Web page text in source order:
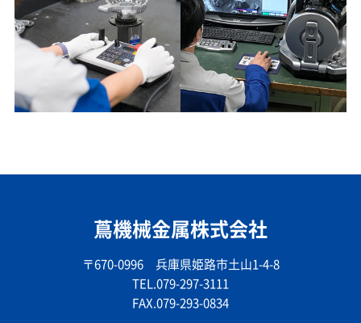
蔦機械金属株式会社
〒670-0996 兵庫県姫路市土山1-4-8
TEL.079-297-3111
FAX.079-293-0834